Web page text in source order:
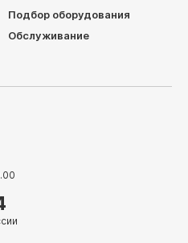
Подбор оборудования
Обслуживание